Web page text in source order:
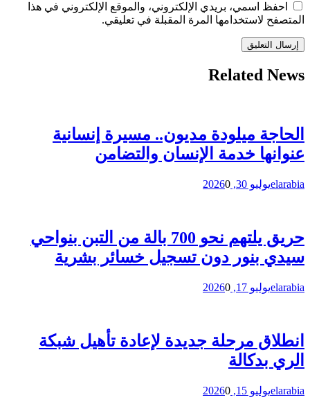
احفظ اسمي، بريدي الإلكتروني، والموقع الإلكتروني في هذا
المتصفح لاستخدامها المرة المقبلة في تعليقي.
Related News
الحاجة ميلودة مديون.. مسيرة إنسانية
عنوانها خدمة الإنسان والتضامن
elarabiaيوليو 30, 2026 0
حريق يلتهم نحو 700 بالة من التبن بنواحي
سيدي بنور دون تسجيل خسائر بشرية
elarabiaيوليو 17, 2026 0
انطلاق مرحلة جديدة لإعادة تأهيل شبكة
الري بدكالة
elarabiaيوليو 15, 2026 0